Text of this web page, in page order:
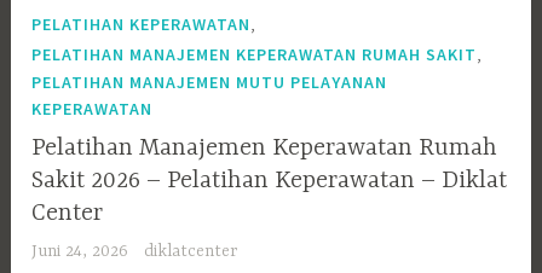
PELATIHAN KEPERAWATAN,
PELATIHAN MANAJEMEN KEPERAWATAN RUMAH SAKIT,
PELATIHAN MANAJEMEN MUTU PELAYANAN
KEPERAWATAN
Pelatihan Manajemen Keperawatan Rumah
Sakit 2026 – Pelatihan Keperawatan – Diklat
Center
Juni 24, 2026 diklatcenter